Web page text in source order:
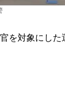
を対象にした